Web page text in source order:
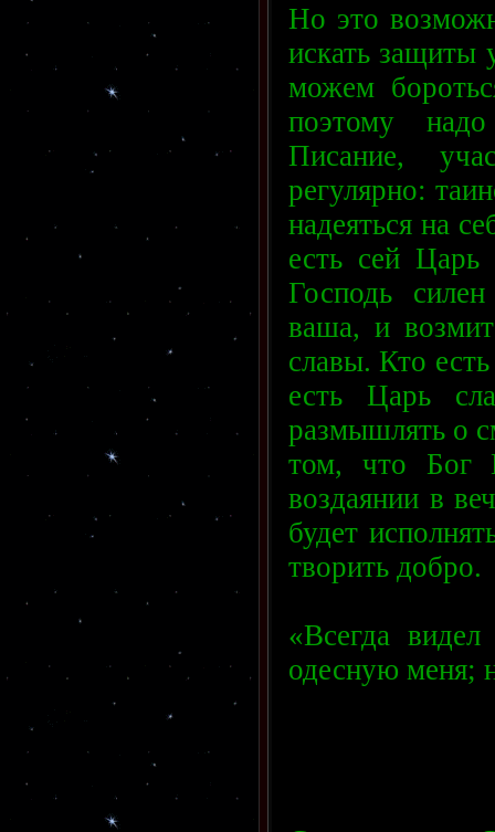
Но это
искать защиты
можем
поэтому
Писание,
регулярно:
надеяться на
есть сей Царь
Господь
ваша, и
славы. Кто
есть Царь
размышлять о
том, что Бог
воздаянии в
будет
творить добро.
«Всегда
одесную меня;